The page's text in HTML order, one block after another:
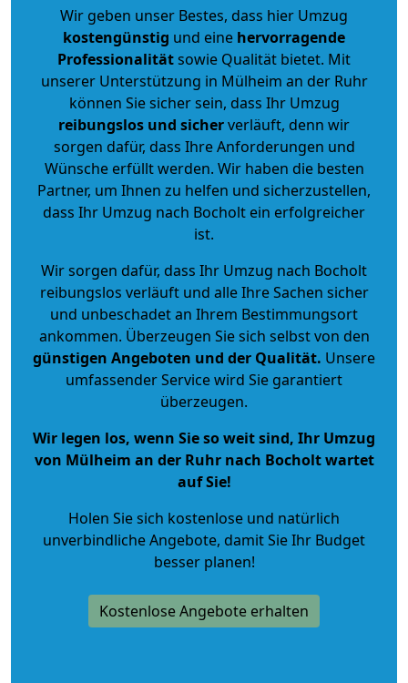
Wir geben unser Bestes, dass hier Umzug
kostengünstig und eine hervorragende
Professionalitätsowie Qualität bietet. Mit
unserer Unterstützung in Mülheim an der Ruhr
können Sie sicher sein, dass Ihr Umzug
reibungslos und sicherverläuft, denn wir
sorgen dafür, dass Ihre Anforderungen und
Wünsche erfüllt werden. Wir haben die besten
Partner, um Ihnen zu helfen und sicherzustellen,
dass Ihr Umzug nach Bocholt ein erfolgreicher
ist.
Wir sorgen dafür, dass Ihr Umzug nach Bocholt
reibungslos verläuft und alle Ihre Sachen sicher
und unbeschadet an Ihrem Bestimmungsort
ankommen. Überzeugen Sie sich selbst von den
günstigen Angeboten und der Qualität. Unsere
umfassender Service wird Sie garantiert
überzeugen.
Wir legen los, wenn Sie so weit sind, Ihr Umzug
von Mülheim an der Ruhr nach Bocholt wartet
auf Sie!
Holen Sie sich kostenlose und natürlich
unverbindliche Angebote, damit Sie Ihr Budget
besser planen!
Kostenlose Angebote erhalten